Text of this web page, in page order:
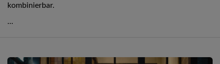
kombinierbar.
...